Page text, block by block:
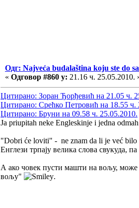
Одг: Najveća budalaština koju ste do
« Одговор #860 у: 21.16 ч. 25.05.2010.
Цитирано: Зоран Ђорђевић на 21.05 ч.
Цитирано: Срећко Петровић на 18.55 ч.
Цитирано: Бруни на 09.58 ч. 25.05.2010.
Ja priupitah neke Engleskinje i jedna
"Dobri će loviti" - ne znam da li je već bilo
Енглези трпају велика слова свукуда,
А ако човек пусти машти на вољу,
вољу"
.